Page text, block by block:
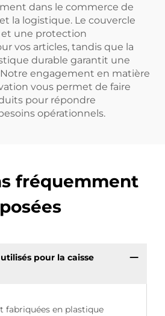
dans le commerce de
la logistique. Le couvercle
et une protection
vos articles, tandis que la
durable garantit une
Notre engagement en matière
vous permet de faire
pour répondre
opérationnels.
fréquemment
posées
pour la caisse
fabriquées en plastique